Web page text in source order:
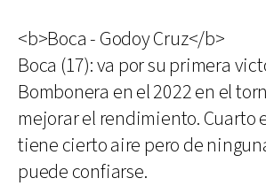
<b>Boca - Godoy Cruz</b>
Boca (17): va por su primera
Bombonera en el 2022 en el
mejorar el rendimiento. Cuarto
tiene cierto aire pero de
puede confiarse.